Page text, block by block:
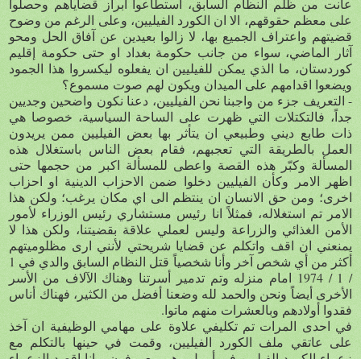
عانت من ظلم النظام السابق، استطاعوا ابراز قضاياهم وحصلوا
على معظم حقوقهم، الا ان الكورد الفيليين، وعلى الرغم من وضوح
قضيتهم واعتراف الجميع بها، لا زالوا بعيدين عن آفاق الحل ومحو
آثار الماضي، سواء من جانب حكومة بغداد او حتى حكومة إقليم
كوردستان، ما الذي يمكن للفيليين ان يفعلوه ليكسروا هذا الجمود
ويضعوا اقدامهم على الميدان ويكون لهم صوت مسموع؟
- التعريف جزء من واجبنا نحن الفيليين، دعنا نكون واضحين وجديين
جداً، فالتكتلات التي ظهرت على الساحة السياسية، خصوصا هي
ذات طابع ديني وطبيعي ان يتأثر بها بعض الفيليين ممن يريدون
العمل بالطريقة التي تعجبهم، فقام بعض الناس باستغلال هذه
المسألة وكبّر هذه القصة واعطى للمسألة اكبر من حجمها حتى
اظهر الامر وكأن الفيليين دخلوا ضمن الاحزاب الدينية او احزاب
اخرى؛ ومن حق الانسان ان ينتظم الى اي مكان يرغب؛ ولكن هذا
الامر تم استغلاله، فمثلاً انا رئيس مستشاري رئيس الوزراء لأمور
الأمن الغذائي والزراعة وليس لعملي علاقة بقضيتنا، ولكن هذا لا
يمنعني ان اقف واتكلم عن قضايا شريحتي لأنني ارى مظلوميتهم
أكثر من أي شخص آخر وأنا شخصياً قتل النظام السابق والدي في 1
/ 1 / 1974 امام منزله وتم تدمير أسرتنا وهناك الآلاف من الأسر
الأخرى أيضاً ونحن والحمد لله وضعنا أفضل من الكثير، فهناك أناس
فقدوا أولادهم وبالعشرات منهم ماتوا.
في احدى المرات تم تكليفي علاوة على مهامي الوظيفية ان آخذ
على عاتقي ملف الكورد الفيليين، وقمت في حينها بالتكلم مع